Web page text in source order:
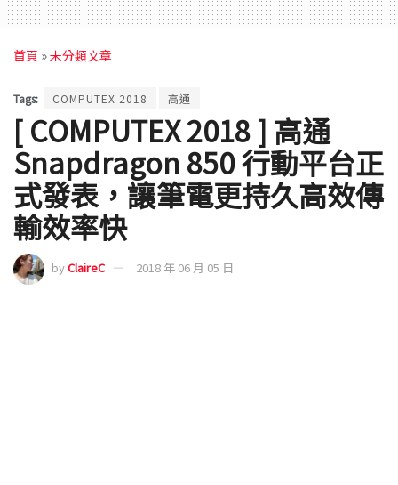
首頁 »未分類文章
Tags: COMPUTEX 2018 高通
[ COMPUTEX 2018 ] 高通
Snapdragon 850 行動平台正
式發表，讓筆電更持久高效傳
輸效率快
byClaireC 2018 年 06 月 05 日